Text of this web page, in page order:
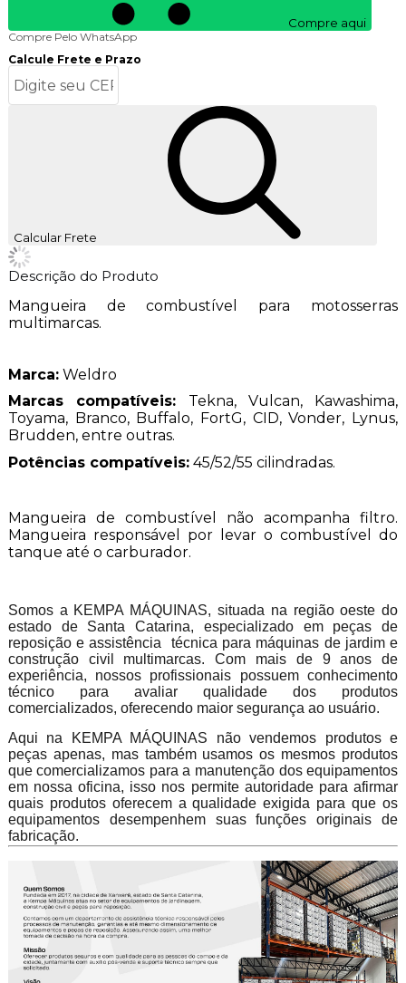
Compre aqui
Compre Pelo WhatsApp
Calcule Frete e Prazo
Calcular Frete
Descrição do Produto
Mangueira de combustível para motosserras
multimarcas.
Marca:Weldro
Marcas compatíveis: Tekna, Vulcan, Kawashima,
Toyama, Branco, Buffalo, FortG, CID, Vonder, Lynus,
Brudden, entre outras.
Potências compatíveis:45/52/55 cilindradas.
Mangueira de combustível não acompanha filtro.
Mangueira responsável por levar o combustível do
tanque até o carburador.
Somos a KEMPA MÁQUINAS, situada na região oeste do
estado de Santa Catarina, especializado em peças de
reposição e assistência técnica para máquinas de jardim e
construção civil multimarcas. Com mais de 9 anos de
experiência, nossos profissionais possuem conhecimento
técnico para avaliar qualidade dos produtos
comercializados, oferecendo maior segurança ao usuário.
Aqui na KEMPA MÁQUINAS não vendemos produtos e
peças apenas, mas também usamos os mesmos produtos
que comercializamos para a manutenção dos equipamentos
em nossa oficina, isso nos permite autoridade para afirmar
quais produtos oferecem a qualidade exigida para que os
equipamentos desempenhem suas funções originais de
fabricação.